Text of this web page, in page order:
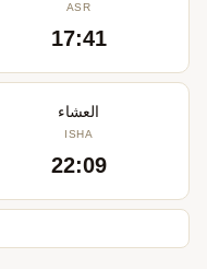
ASR
17:41
العشاء
ISHA
22:09